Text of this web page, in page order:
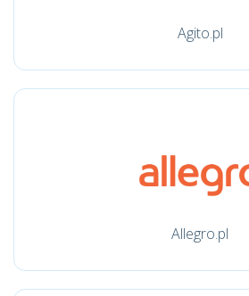
Agito.pl
Allegro.pl